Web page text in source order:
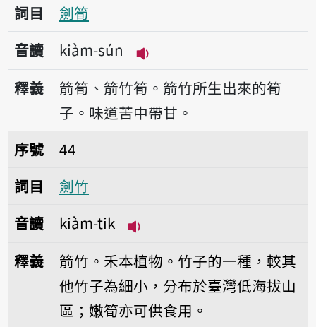
詞目
劍筍
音讀
kiàm-sún
播放音讀kiàm-sún
釋義
箭筍、箭竹筍。箭竹所生出來的筍
子。味道苦中帶甘。
序號44劍竹
序號
44
詞目
劍竹
音讀
kiàm-tik
釋義
箭竹。禾本植物。竹子的一種，較其
他竹子為細小，分布於臺灣低海拔山
區；嫩筍亦可供食用。